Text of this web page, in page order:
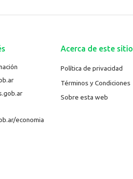
economia
Acerca de este sitio
Política de privacidad
Términos y Condiciones
Sobre esta web